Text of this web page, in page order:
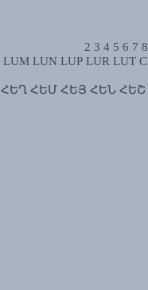
2 3 4 5 6 7 8
LUM LUN LUP LUR LUT
ՀԵՂ ՀԵՄ ՀԵՅ ՀԵՆ ՀԵՇ